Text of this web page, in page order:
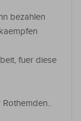
bezahlen
fuer diese